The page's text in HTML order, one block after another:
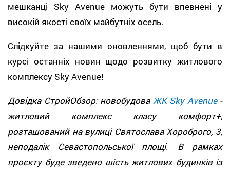
мешканці Sky Avenue можуть бути впевнені у
високій якості своїх майбутніх осель.
Слідкуйте за нашими оновленнями, щоб бути в
курсі останніх новин щодо розвитку житлового
комплексу Sky Avenue!
Довідка СтройОбзор: новобудова ЖК Sky Avenue-
житловий комплекс класу комфорт+,
розташований на вулиці Святослава Хороброго, 3,
неподалік Севастопольської площі. В рамках
проєкту буде зведено шість житлових будинків із